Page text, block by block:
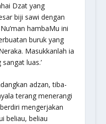
Dzat yang
biji sawi dengan
hambaMu ini
buruk yang
Masukkanlah ia
luas.’
adzan, tiba-
terang menerangi
mengerjakan
beliau, beliau